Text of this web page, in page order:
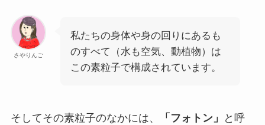
さやりんご
私たちの身体や身の回りにあるも
のすべて（水も空気、動植物）は
この素粒子で構成されています。
そしてその素粒子のなかには、 「フォトン」
と呼